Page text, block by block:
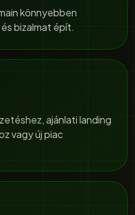
könnyebben
bizalmat épít.
ajánlati landing
vagy új piac